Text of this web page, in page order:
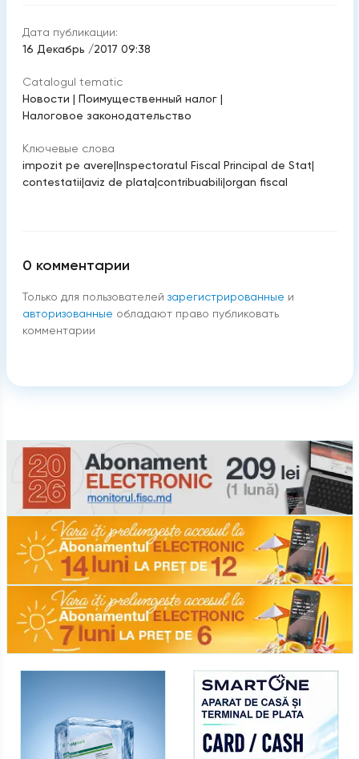
Дата публикации:
16 Декабрь /2017 09:38
Catalogul tematic
Новости | Поимущественный налог |
Налоговое законодательство
Ключевые слова
impozit pe avere|Inspectoratul Fiscal Principal de Stat|
contestatii|aviz de plata|contribuabili|organ fiscal
0 комментарии
Только для пользователей зарегистрированные и
авторизованные обладают право публиковать
комментарии